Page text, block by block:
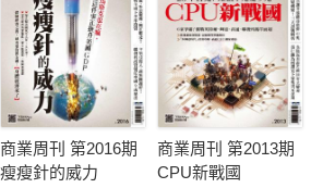
十幢以上物件；
吳怡霈分享，當你覺得很難做出決定，其
也是檢視自己是否找到合適房子的重要指
己的空間，重點不在增值、保值，而是享
安頓身心、獨立自主的滿足感。
講究細節才能打造毫無妥協的家，本期《
商業周刊 第2016期
瘦瘦針的威力
商業周刊 第2013期
CPU新戰國